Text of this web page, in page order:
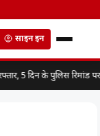
साइन इन
5 दिन के पुलिस रिमांड पर